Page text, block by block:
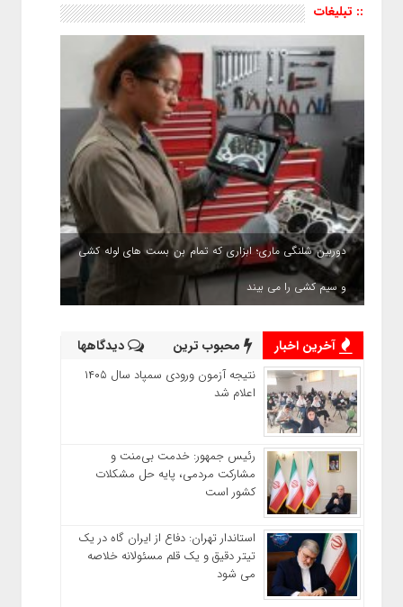
:: تبلیغات
دوربین شلنگی ماری؛ ابزاری که تمام بن بست های لوله کشی
و سیم کشی را می بیند
آخرین اخبار محبوب ترین دیدگاهها
نتیجه آزمون ورودی سمپاد سال ۱۴۰۵
اعلام شد
رئیس جمهور: خدمت بی‌منت و
مشارکت مردمی، پایه حل مشکلات
کشور است
استاندار تهران: دفاع از ایران گاه در یک
تیتر دقیق و یک قلم مسئولانه خلاصه
می شود